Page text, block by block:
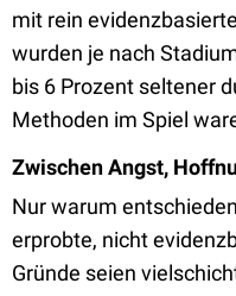
mit rein
wurden je nach
bis 6 Prozent seltener
Methoden im Spiel
Zwischen Angst,
Nur warum
erprobte, nicht
Gründe seien